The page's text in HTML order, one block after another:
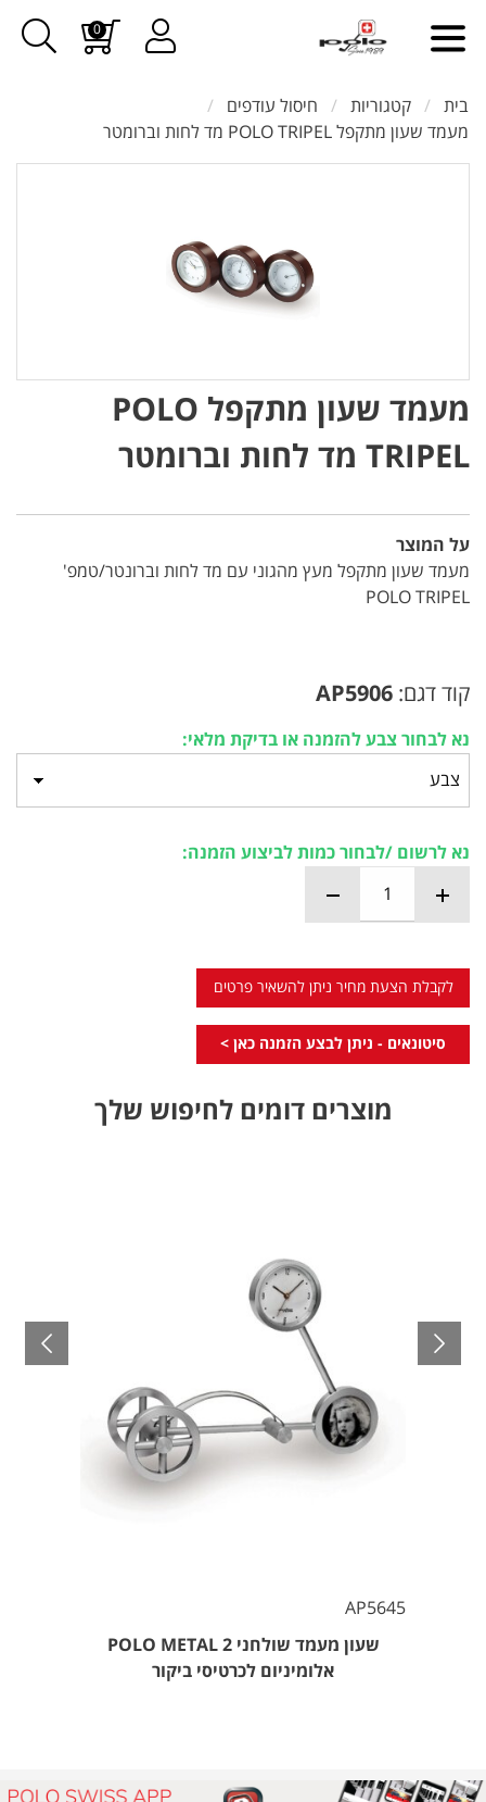
0
בית קטגוריות
חיסול עודפים
מעמד שעון מתקפל POLO TRIPEL מד לחות וברומטר
מעמד שעון מתקפל POLO
TRIPEL מד לחות וברומטר
על המוצר
מעמד שעון מתקפל מעץ מהגוני עם מד לחות וברונטר/טמפ'
POLO TRIPEL
קוד דגם: AP5906
נא לבחור צבע להזמנה או בדיקת מלאי:
נא לרשום /לבחור כמות לביצוע הזמנה:
לקבלת הצעת מחיר ניתן להשאיר פרטים
סיטונאים - ניתן לבצע הזמנה כאן >
מוצרים דומים לחיפוש שלך
AP5645
שעון מעמד שולחני POLO METAL 2
אלומיניום לכרטיסי ביקור